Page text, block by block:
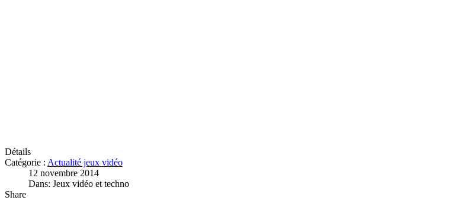
Détails
Catégorie : Actualité jeux vidéo
12 novembre 2014
Dans: Jeux vidéo et techno
Share